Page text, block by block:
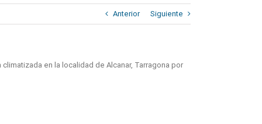
Anterior Siguiente
en la localidad de Alcanar, Tarragona por